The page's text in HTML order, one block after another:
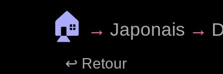
🏠 → Japonais →
↩ Retour